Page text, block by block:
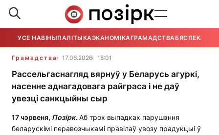
УСЕ НАВІНЫПАЛІТЫКАЭКАНОМІКАГРАМАДСТВАБЯСПЕКА
Грамадства 17.06.2026 18:01
Рассельгаснагляд вярнуў у Беларусь агуркі,
насенне аднагадовага райграса і не даў
увезці санкцыйны сыр
17 чэрвеня, Позірк. Аб трох выпадках парушэння
беларускімі перавозчыкамі правілаў увозу прадукцыі ў